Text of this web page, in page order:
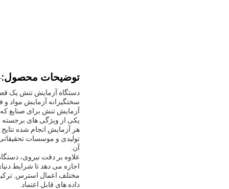
توضیحات محصول:
دستگاه آزمایش تنش یک
سختگیرانه آزمایش مواد
آزمایش تنش برای صنایع
هر آزمایش انجام شده
تولیدی و موسسات
آن.
اجازه می دهد تا شرایط
مختلف اعمال استرس.
داده های قابل اعتماد.